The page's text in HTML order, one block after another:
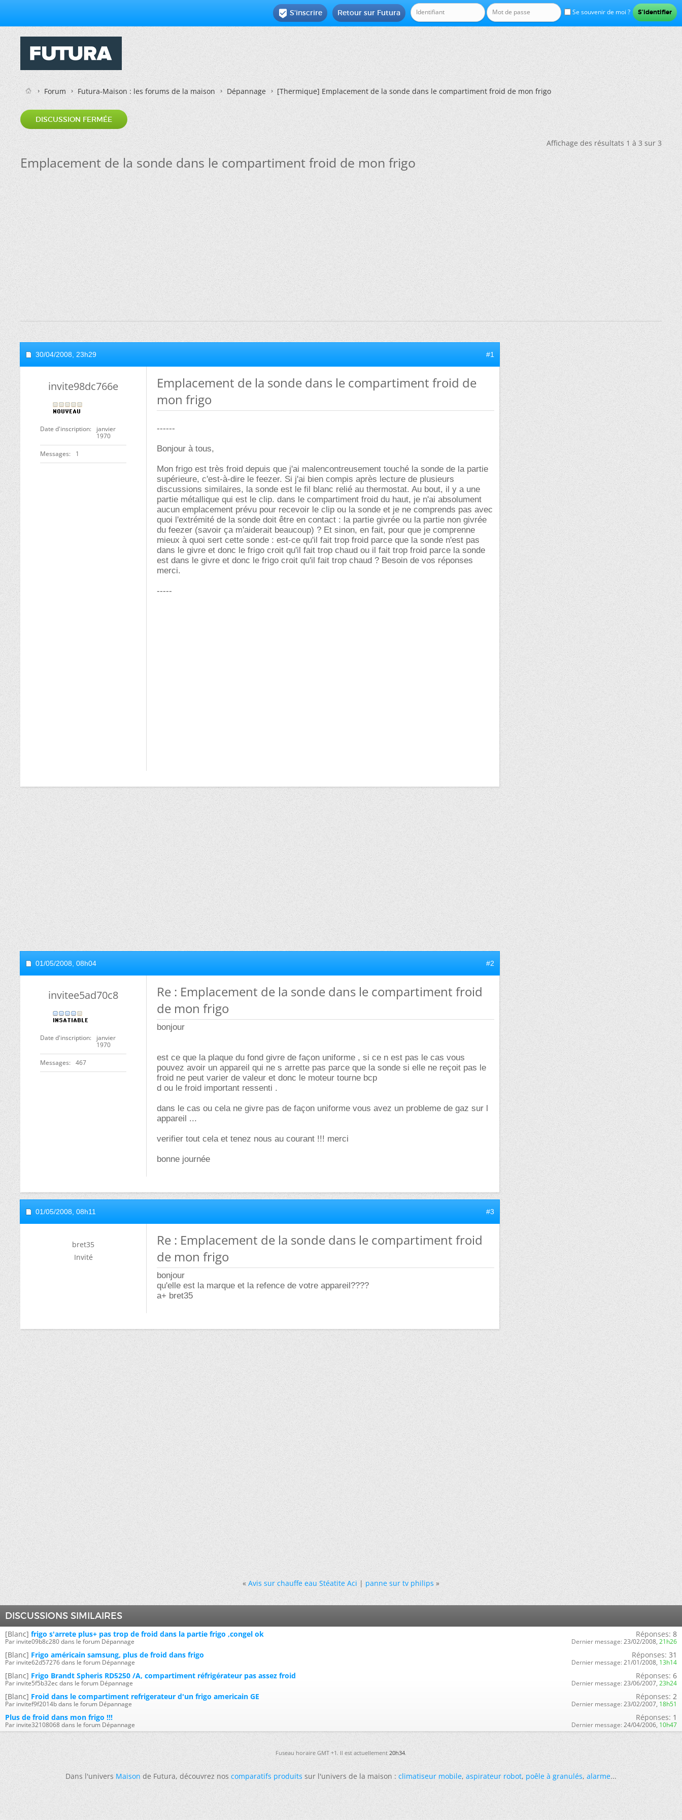
Se souvenir de moi ?
Retour sur Futura
 S'inscrire
Forum Futura-Maison : les forums de la maison Dépannage [Thermique]Emplacement de la sonde dans le compartiment froid de mon frigo
DISCUSSION FERMÉE
Affichage des résultats 1 à 3 sur 3
Emplacement de la sonde dans le compartiment froid de mon frigo
30/04/2008, 23h29 #1
invite98dc766e
Date d'inscription
janvier
1970
Messages 1
Emplacement de la sonde dans le compartiment froid de
mon frigo
------
Bonjour à tous,
Mon frigo est très froid depuis que j'ai malencontreusement touché la sonde de la partie
supérieure, c'est-à-dire le feezer. Si j'ai bien compis après lecture de plusieurs
discussions similaires, la sonde est le fil blanc relié au thermostat. Au bout, il y a une
partie métallique qui est le clip. dans le compartiment froid du haut, je n'ai absolument
aucun emplacement prévu pour recevoir le clip ou la sonde et je ne comprends pas avec
quoi l'extrémité de la sonde doit être en contact : la partie givrée ou la partie non givrée
du feezer (savoir ça m'aiderait beaucoup) ? Et sinon, en fait, pour que je comprenne
mieux à quoi sert cette sonde : est-ce qu'il fait trop froid parce que la sonde n'est pas
dans le givre et donc le frigo croit qu'il fait trop chaud ou il fait trop froid parce la sonde
est dans le givre et donc le frigo croit qu'il fait trop chaud ? Besoin de vos réponses
merci.
-----
01/05/2008, 08h04 #2
invitee5ad70c8
Date d'inscription
janvier
1970
Messages 467
Re : Emplacement de la sonde dans le compartiment froid
de mon frigo
bonjour
est ce que la plaque du fond givre de façon uniforme , si ce n est pas le cas vous
pouvez avoir un appareil qui ne s arrette pas parce que la sonde si elle ne reçoit pas le
froid ne peut varier de valeur et donc le moteur tourne bcp
d ou le froid important ressenti .
dans le cas ou cela ne givre pas de façon uniforme vous avez un probleme de gaz sur l
appareil ...
verifier tout cela et tenez nous au courant !!! merci
bonne journée
01/05/2008, 08h11 #3
bret35
Invité
Re : Emplacement de la sonde dans le compartiment froid
de mon frigo
bonjour
qu'elle est la marque et la refence de votre appareil????
a+ bret35
« Avis sur chauffe eau Stéatite Aci|panne sur tv philips »
DISCUSSIONS SIMILAIRES
[Blanc] frigo s'arrete plus+ pas trop de froid dans la partie frigo ,congel ok
Par invite09b8c280 dans le forum Dépannage
Réponses: 8
Dernier message: 23/02/2008, 21h26
[Blanc] Frigo américain samsung, plus de froid dans frigo
Par invite62d57276 dans le forum Dépannage
Réponses: 31
Dernier message: 21/01/2008, 13h14
[Blanc] Frigo Brandt Spheris RD5250 /A, compartiment réfrigérateur pas assez froid
Par invite5f5b32ec dans le forum Dépannage
Réponses: 6
Dernier message: 23/06/2007, 23h24
[Blanc] Froid dans le compartiment refrigerateur d'un frigo americain GE
Par invitef9f2014b dans le forum Dépannage
Réponses: 2
Dernier message: 23/02/2007, 18h51
Plus de froid dans mon frigo !!!
Par invite32108068 dans le forum Dépannage
Réponses: 1
Dernier message: 24/04/2006, 10h47
Fuseau horaire GMT +1. Il est actuellement20h34.
Dans l'universMaisonde Futura, découvrez noscomparatifs produitssur l'univers de la maison :climatiseur mobile,aspirateur robot,poêle à granulés,alarme...